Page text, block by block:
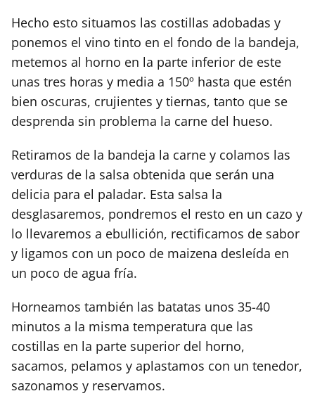
Hecho esto situamos las costillas adobadas y
ponemos el vino tinto en el fondo de la bandeja,
metemos al horno en la parte inferior de este
unas tres horas y media a 150º hasta que estén
bien oscuras, crujientes y tiernas, tanto que se
desprenda sin problema la carne del hueso.
Retiramos de la bandeja la carne y colamos las
verduras de la salsa obtenida que serán una
delicia para el paladar. Esta salsa la
desglasaremos, pondremos el resto en un cazo y
lo llevaremos a ebullición, rectificamos de sabor
y ligamos con un poco de maizena desleída en
un poco de agua fría.
Horneamos también las batatas unos 35-40
minutos a la misma temperatura que las
costillas en la parte superior del horno,
sacamos, pelamos y aplastamos con un tenedor,
sazonamos y reservamos.